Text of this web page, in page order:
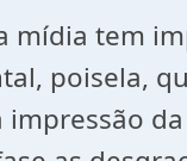
mídia tem
poisela,
impressão